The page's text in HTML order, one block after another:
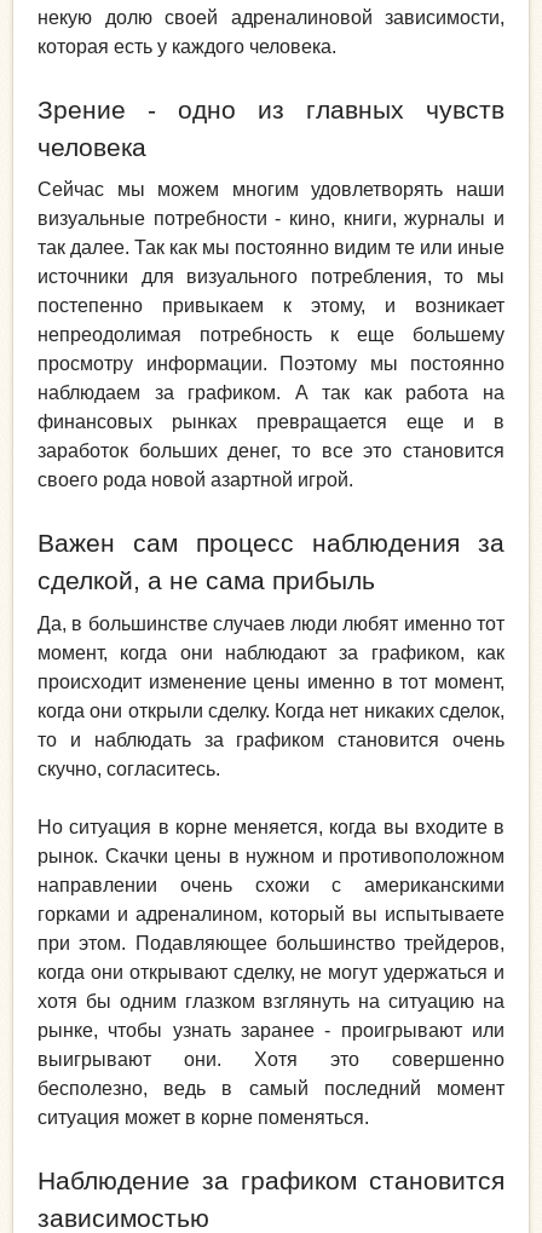
некую долю своей адреналиновой зависимости,
которая есть у каждого человека.
Зрение - одно из главных чувств
человека
Сейчас мы можем многим удовлетворять наши
визуальные потребности - кино, книги, журналы и
так далее. Так как мы постоянно видим те или иные
источники для визуального потребления, то мы
постепенно привыкаем к этому, и возникает
непреодолимая потребность к еще большему
просмотру информации. Поэтому мы постоянно
наблюдаем за графиком. А так как работа на
финансовых рынках превращается еще и в
заработок больших денег, то все это становится
своего рода новой азартной игрой.
Важен сам процесс наблюдения за
сделкой, а не сама прибыль
Да, в большинстве случаев люди любят именно тот
момент, когда они наблюдают за графиком, как
происходит изменение цены именно в тот момент,
когда они открыли сделку. Когда нет никаких сделок,
то и наблюдать за графиком становится очень
скучно, согласитесь.
Но ситуация в корне меняется, когда вы входите в
рынок. Скачки цены в нужном и противоположном
направлении очень схожи с американскими
горками и адреналином, который вы испытываете
при этом. Подавляющее большинство трейдеров,
когда они открывают сделку, не могут удержаться и
хотя бы одним глазком взглянуть на ситуацию на
рынке, чтобы узнать заранее - проигрывают или
выигрывают они. Хотя это совершенно
бесполезно, ведь в самый последний момент
ситуация может в корне поменяться.
Наблюдение за графиком становится
зависимостью